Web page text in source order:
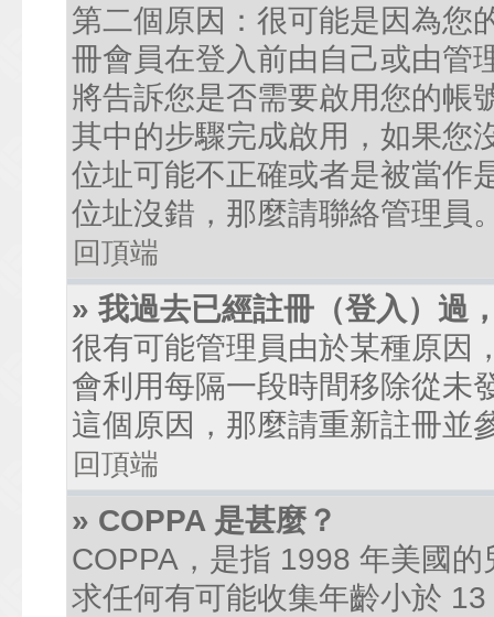
第二個原因：很可能是因為您
冊會員在登入前由自己或由管
將告訴您是否需要啟用您的帳
其中的步驟完成啟用，如果您
位址可能不正確或者是被當作
位址沒錯，那麼請聯絡管理員
回頂端
» 我過去已經註冊（登入）過
很有可能管理員由於某種原因
會利用每隔一段時間移除從未
這個原因，那麼請重新註冊並
回頂端
» COPPA 是甚麼？
COPPA，是指 1998 年美國
求任何有可能收集年齡小於